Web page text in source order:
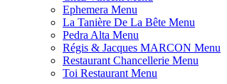
Ephemera Menu
La Tanière De La Bête Menu
Pedra Alta Menu
Régis & Jacques MARCON Menu
Restaurant Chancellerie Menu
Toi Restaurant Menu